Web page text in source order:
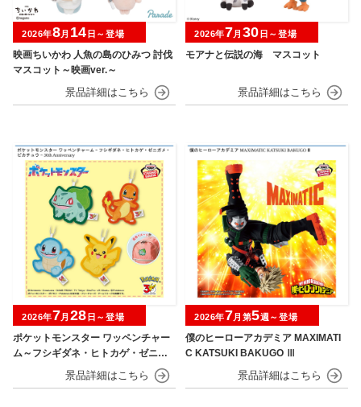
映画ちいかわ 人魚の島のひみつ 討伐
マスコット～映画ver.～
2026年8月 14 日～登場
モアナと伝説の海 マスコット
2026年7月 30 日～登場
ポケットモンスター ワッペンチャー
ム～フシギダネ・ヒトカゲ・ゼニガ
メ・ピカチュウ～30th Anniversary
2026年7月 28 日～登場
僕のヒーローアカデミア MAXIMATI
C KATSUKI BAKUGO Ⅲ
2026年7月第5週～登場